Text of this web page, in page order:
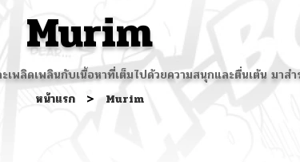
Murim
ดเพลินกับเนื้อหาที่เต็มไปด้วยความสนุกและตื่นเต้น มา
หน้าแรก > Murim